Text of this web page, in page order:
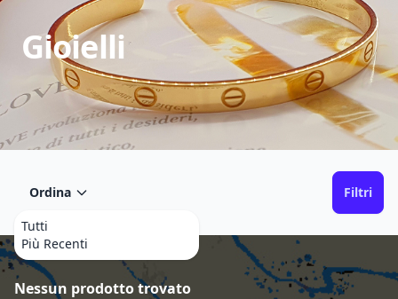
Gioielli
Ordina
Tutti
Più Recenti
Filtri
Prodotti
Nessun prodotto trovato